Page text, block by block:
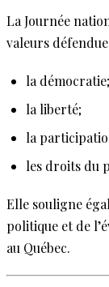
La Journée
valeurs
la démocratie;
la liberté;
la
les droits du
Elle souligne
politique et de
au Québec.